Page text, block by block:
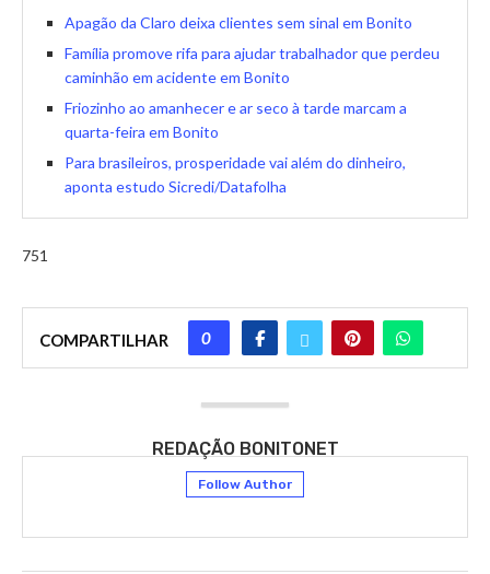
Apagão da Claro deixa clientes sem sinal em Bonito
Família promove rifa para ajudar trabalhador que perdeu
caminhão em acidente em Bonito
Friozinho ao amanhecer e ar seco à tarde marcam a
quarta-feira em Bonito
Para brasileiros, prosperidade vai além do dinheiro,
aponta estudo Sicredi/Datafolha
751
COMPARTILHAR 0
REDAÇÃO BONITONET
Follow Author